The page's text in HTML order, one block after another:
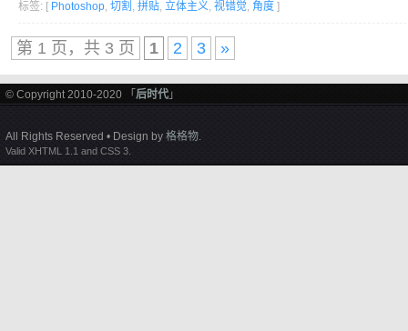
标签: [ Photoshop, 切割 , 拼贴, 立体主义, 视错觉, 角度 ]
第 1 页，共 3 页 1 2 3 »
© Copyright 2010-2020 「 后时代 」
All Rights Reserved • Design by 格格物.
Valid XHTML 1.1 and CSS 3.